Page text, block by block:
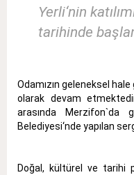
Yerli‘nin
tarihinde
Odamızın geleneksel
olarak devam
arasında Merzifon`da
Belediyesi‘nde yapılan
Doğal, kültürel ve tarihi